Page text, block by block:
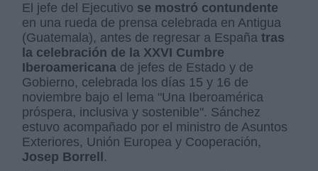
El jefe del Ejecutivo se mostró contundente
en una rueda de prensa celebrada en Antigua
(Guatemala), antes de regresar a Españatras
la celebración de la XXVI Cumbre
Iberoamericana de jefes de Estado y de
Gobierno, celebrada los días 15 y 16 de
noviembre bajo el lema "Una Iberoamérica
próspera, inclusiva y sostenible". Sánchez
estuvo acompañado por el ministro de Asuntos
Exteriores, Unión Europea y Cooperación,
Josep Borrell .